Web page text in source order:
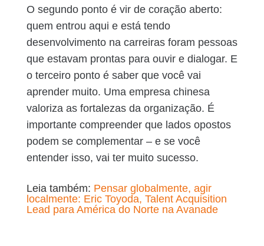
O segundo ponto é vir de coração aberto:
quem entrou aqui e está tendo
desenvolvimento na carreiras foram pessoas
que estavam prontas para ouvir e dialogar. E
o terceiro ponto é saber que você vai
aprender muito. Uma empresa chinesa
valoriza as fortalezas da organização. É
importante compreender que lados opostos
podem se complementar – e se você
entender isso, vai ter muito sucesso.
Leia também: Pensar globalmente, agir
localmente: Eric Toyoda, Talent Acquisition
Lead para América do Norte na Avanade